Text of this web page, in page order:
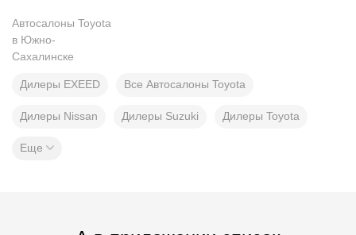
Автосалоны Toyota
в Южно-
Сахалинске
Дилеры EXEED Все Автосалоны Toyota
Дилеры Nissan Дилеры Suzuki Дилеры Toyota
Еще